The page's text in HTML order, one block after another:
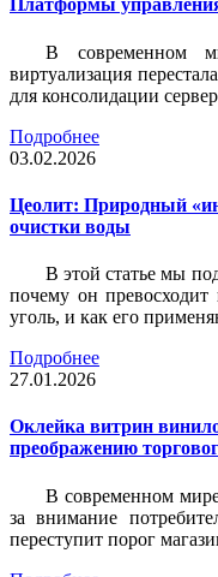
Платформы
В современном
виртуализация
для консолидации
Подробнее
03.02.2026
Цеолит: Природный
очистки воды
В этой статье мы
почему он
уголь, и как его
Подробнее
27.01.2026
Оклейка витрин
преображению
В современном
за внимание
переступит порог